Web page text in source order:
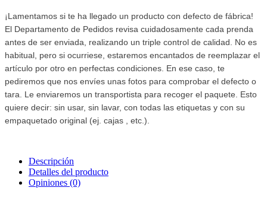
¡Lamentamos si te ha llegado un producto con defecto de fábrica!
El Departamento de Pedidos revisa cuidadosamente cada prenda
antes de ser enviada, realizando un triple control de calidad. No es
habitual, pero si ocurriese, estaremos encantados de reemplazar el
artículo por otro en perfectas condiciones. En ese caso, te
pediremos que nos envíes unas fotos para comprobar el defecto o
tara. Le enviaremos un transportista para recoger el paquete. Esto
quiere decir: sin usar, sin lavar, con todas las etiquetas y con su
empaquetado original (ej. cajas , etc.).
Descripción
Detalles del producto
Opiniones (0)